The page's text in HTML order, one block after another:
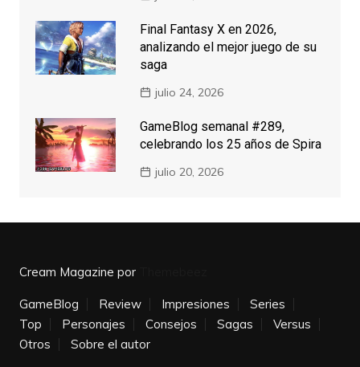
Final Fantasy X en 2026,
analizando el mejor juego de su
saga
julio 24, 2026
GameBlog semanal #289,
celebrando los 25 años de Spira
julio 20, 2026
Cream Magazine por
GameBlog Review Impresiones
Series
Top
Personajes Consejos Sagas
Versus
Otros
Sobre el autor